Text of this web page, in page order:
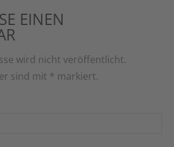
EINEN
wird nicht veröffentlicht.
sind mit * markiert.